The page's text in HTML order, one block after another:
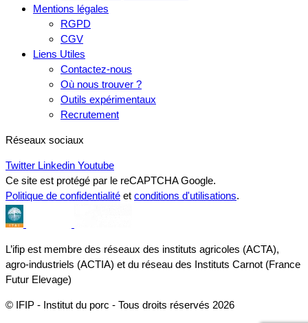
Mentions légales
RGPD
CGV
Liens Utiles
Contactez-nous
Où nous trouver ?
Outils expérimentaux
Recrutement
Réseaux sociaux
Twitter Linkedin Youtube
Ce site est protégé par le reCAPTCHA Google.
Politique de confidentialité et conditions d'utilisations.
L’ifip est membre des réseaux des instituts agricoles (ACTA),
agro-industriels (ACTIA) et du réseau des Instituts Carnot (France
Futur Elevage)
© IFIP - Institut du porc - Tous droits réservés 2026